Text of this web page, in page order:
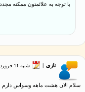
با توجه به علائمتون ممکنه
نازی شنبه 11 فروردین 1397
سلام الان هشت ماهه وسواس دارم .